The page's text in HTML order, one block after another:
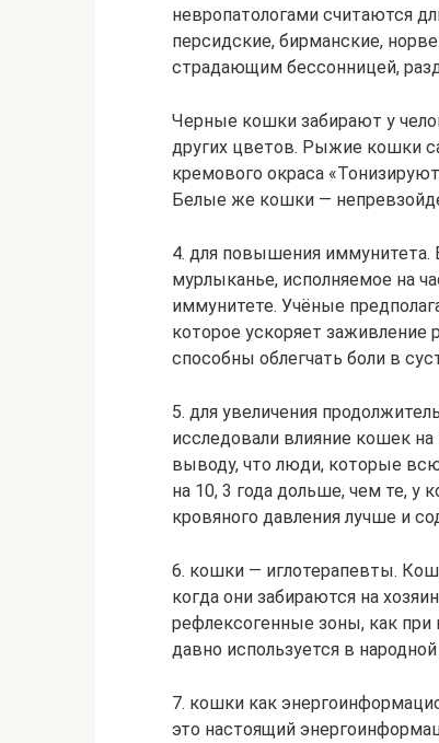
невропатологами считаются
персидские, бирманские,
страдающим бессонницей,
Черные кошки забирают у
других цветов. Рыжие кошки
кремового окраса
Белые же кошки —
4. для повышения иммунитета.
мурлыканье, исполняемое на
иммунитете. Учёные
которое ускоряет заживление
способны облегчать боли в
5. для увеличения
исследовали влияние кошек
выводу, что люди, которые
на 10, 3 года дольше, чем те, у
кровяного давления лучше и
6. кошки — иглотерапевты.
когда они забираются на
рефлексогенные зоны, как при
давно используется в
7. кошки как
это настоящий